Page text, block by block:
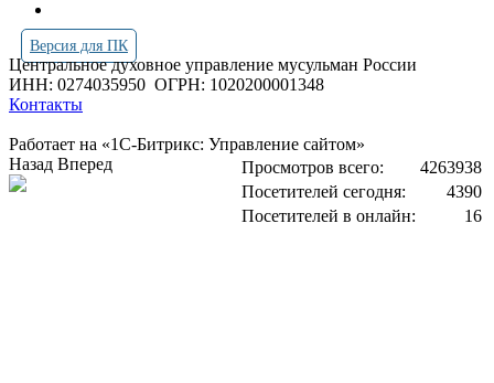
Версия для ПК
Центральное духовное управление мусульман России
ИНН: 0274035950 ОГРН: 1020200001348
Контакты
Работает на «1С-Битрикс: Управление сайтом»
Просмотров всего:
4263938
Посетителей сегодня:
4390
Посетителей в онлайн:
16
Назад Вперед